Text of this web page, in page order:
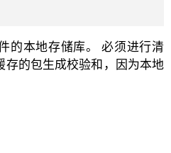
的本地存储库。 必须进行清
的包生成校验和，因为本地